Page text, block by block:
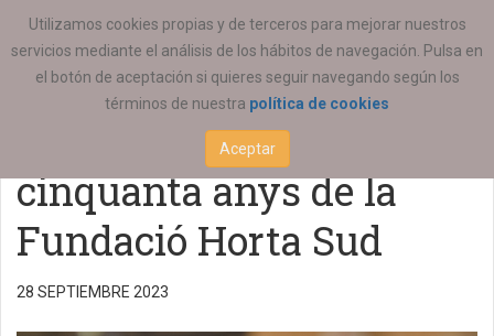
Utilizamos cookies propias y de terceros para mejorar nuestros
servicios mediante el análisis de los hábitos de navegación. Pulsa en
el botón de aceptación si quieres seguir navegando según los
términos de nuestra política de cookies
Aceptar
ESTÁ AQUÍ: GENERAL
Presentació del llibre de
la història dels
cinquanta anys de la
Fundació Horta Sud
28 SEPTIEMBRE 2023